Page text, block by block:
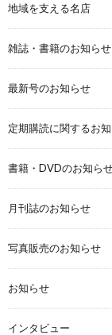
地域を支える名店
雑誌・書籍のお知らせ
最新号のお知らせ
定期購読に関するお
書籍・DVDのお知ら
月刊誌のお知らせ
写真販売のお知らせ
お知らせ
インタビュー